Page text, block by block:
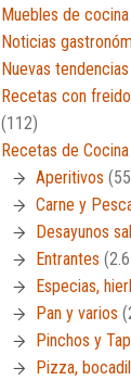
Muebles de cocina
Noticias
Nuevas tendencias
Recetas con
(112)
Recetas de Cocina
Aperitivos
Carne y
Desayunos
Entrantes
Especias,
Pan y varios
Pinchos y
Pizza,